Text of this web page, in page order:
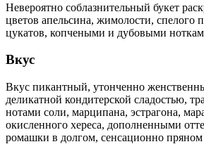
Невероятно соблазнительный букет
цветов апельсина, жимолости, спелого
цукатов, копчеными и дубовыми
Вкус
Вкус пикантный, утонченно
деликатной кондитерской сладостью,
нотами соли, марципана, эстрагона,
окисленного хереса, дополненными
ромашки в долгом, сенсационно пряном